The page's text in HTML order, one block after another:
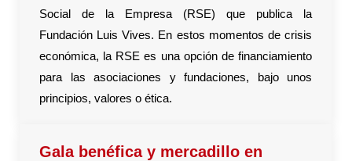
Social de la Empresa (RSE) que publica la
Fundación Luis Vives. En estos momentos de crisis
económica, la RSE es una opción de financiamiento
para las asociaciones y fundaciones, bajo unos
principios, valores o ética.
Gala benéfica y mercadillo en